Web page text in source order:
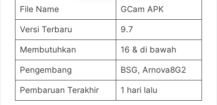
File Name GCam APK
Versi Terbaru 9.7
Membutuhkan 16 & di bawah
Pengembang BSG, Arnova8G2
Pembaruan Terakhir 1 hari lalu